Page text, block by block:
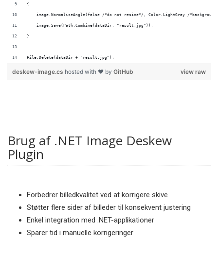
File.Delete(dataDir + "result.jpg");
view raw
deskew-image.cs hosted with ❤ by GitHub
Brug af .NET Image Deskew
Plugin
Forbedrer billedkvalitet ved at korrigere skive
Støtter flere sider af billeder til konsekvent justering
Enkel integration med .NET-applikationer
Sparer tid i manuelle korrigeringer